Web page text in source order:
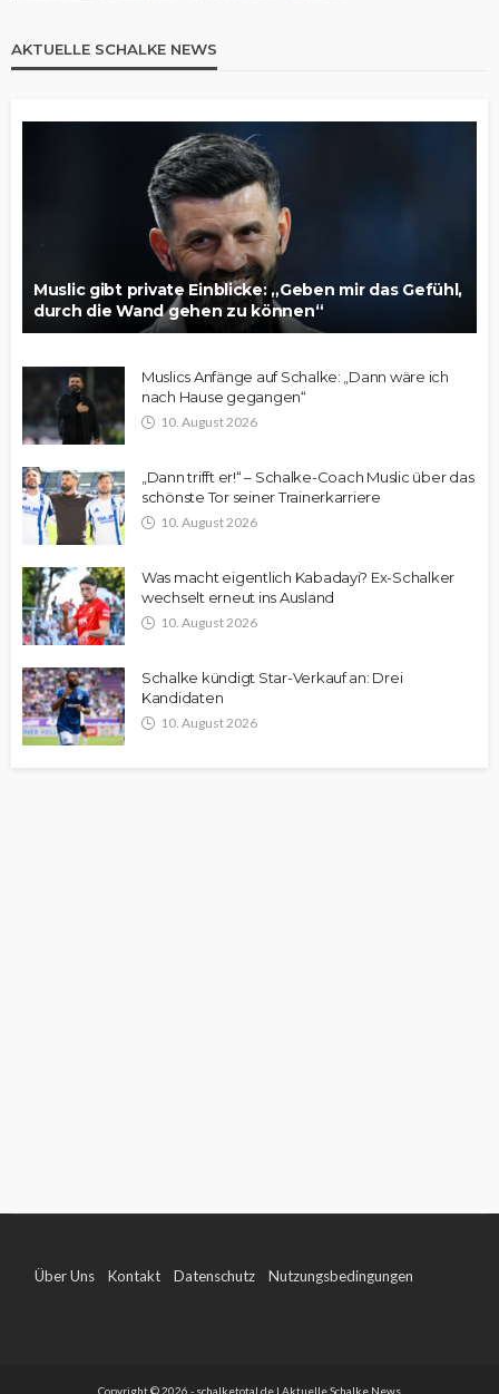
AKTUELLE SCHALKE NEWS
Muslic gibt private Einblicke: „Geben mir das Gefühl,
durch die Wand gehen zu können“
Muslics Anfänge auf Schalke: „Dann wäre ich
nach Hause gegangen“
10. August 2026
„Dann trifft er!“ – Schalke-Coach Muslic über das
schönste Tor seiner Trainerkarriere
10. August 2026
Was macht eigentlich Kabadayi? Ex-Schalker
wechselt erneut ins Ausland
10. August 2026
Schalke kündigt Star-Verkauf an: Drei
Kandidaten
10. August 2026
Über Uns Kontakt Datenschutz Nutzungsbedingungen
Copyright © 2026 - schalketotal.de | Aktuelle Schalke News